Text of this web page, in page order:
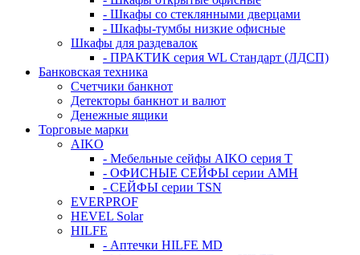
- Шкафы со стеклянными дверцами
- Шкафы-тумбы низкие офисные
Шкафы для раздевалок
- ПРАКТИК серия WL Стандарт (ЛДСП)
Банковская техника
Счетчики банкнот
Детекторы банкнот и валют
Денежные ящики
Торговые марки
AIKO
- Мебельные сейфы AIKO серия Т
- ОФИСНЫЕ СЕЙФЫ серии AMH
- СЕЙФЫ серии TSN
EVERPROF
HEVEL Solar
HILFE
- Аптечки HILFE MD